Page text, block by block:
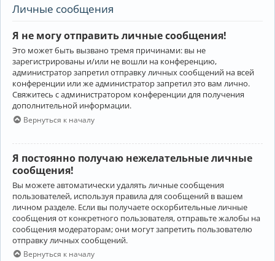
Личные сообщения
Я не могу отправить личные сообщения!
Это может быть вызвано тремя причинами: вы не
зарегистрированы и/или не вошли на конференцию,
администратор запретил отправку личных сообщений на всей
конференции или же администратор запретил это вам лично.
Свяжитесь с администратором конференции для получения
дополнительной информации.
Вернуться к началу
Я постоянно получаю нежелательные личные
сообщения!
Вы можете автоматически удалять личные сообщения
пользователей, используя правила для сообщений в вашем
личном разделе. Если вы получаете оскорбительные личные
сообщения от конкретного пользователя, отправьте жалобы на
сообщения модераторам; они могут запретить пользователю
отправку личных сообщений.
Вернуться к началу